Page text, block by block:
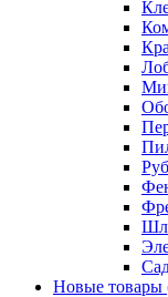
Новые товары